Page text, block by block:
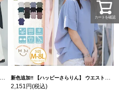
新色追加!! 【ハッピーさらりん】 ウエストタック入り スッキリ魅せ コクーントップス | 大きいサイズの通販ならハッピーマリリン
2,151円(税込)
カートを確認